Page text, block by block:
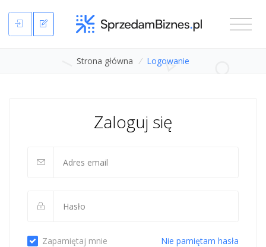
Strona główna / Logowanie
Zaloguj się
Zapamiętaj mnie Nie pamiętam hasła